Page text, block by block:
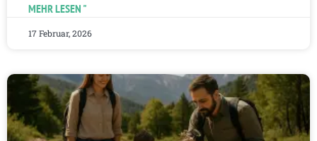
MEHR LESEN "
17 Februar, 2026